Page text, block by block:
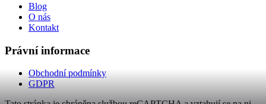
Blog
O nás
Kontakt
Právní informace
Obchodní podmínky
GDPR